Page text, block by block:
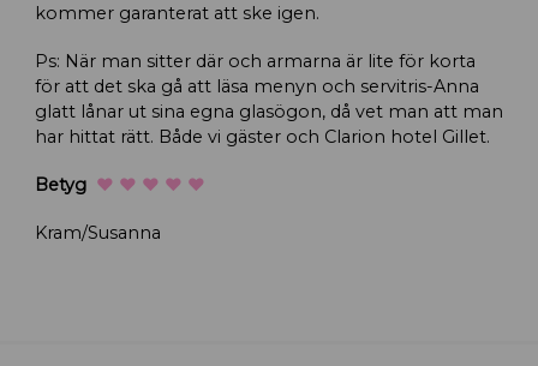
kommer garanterat att ske igen.
Ps: När man sitter där och armarna är lite för korta
för att det ska gå att läsa menyn och servitris-Anna
glatt lånar ut sina egna glasögon, då vet man att man
har hittat rätt. Både vi gäster och Clarion hotel Gillet.
Betyg ♥ ♥ ♥ ♥ ♥
Kram/Susanna